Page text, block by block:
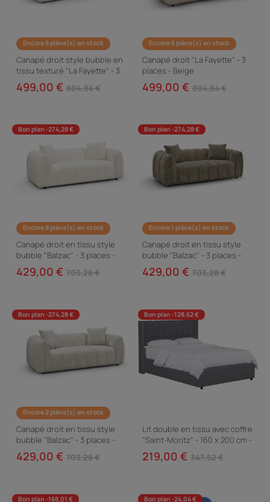
Encore 6 pièce(s) en stock
Canapé droit style bubble en
tissu texturé "La Fayette" - 3
places - Crème
499,00 € 804,84 €
Encore 6 pièce(s) en stock
Canapé droit "La Fayette" - 3
places - Beige
499,00 € 804,84 €
Bon plan -274,28 €
Encore 8 pièce(s) en stock
Canapé droit en tissu style
bubble "Balzac" - 3 places -
Crème
429,00 € 703,28 €
Bon plan -274,28 €
Encore 1 pièce(s) en stock
Canapé droit en tissu style
bubble "Balzac" - 3 places -
Taupe
429,00 € 703,28 €
Bon plan -274,28 €
Encore 2 pièce(s) en stock
Canapé droit en tissu style
bubble "Balzac" - 3 places -
Beige
429,00 € 703,28 €
Bon plan -128,62 €
Lit double en tissu avec coffre
"Saint-Moritz" - 160 x 200 cm -
Gris
219,00 € 347,62 €
Bon plan -168,01 € Bon plan -24,04 €